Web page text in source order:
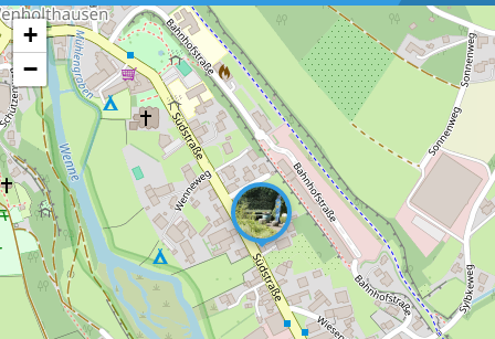
+
−